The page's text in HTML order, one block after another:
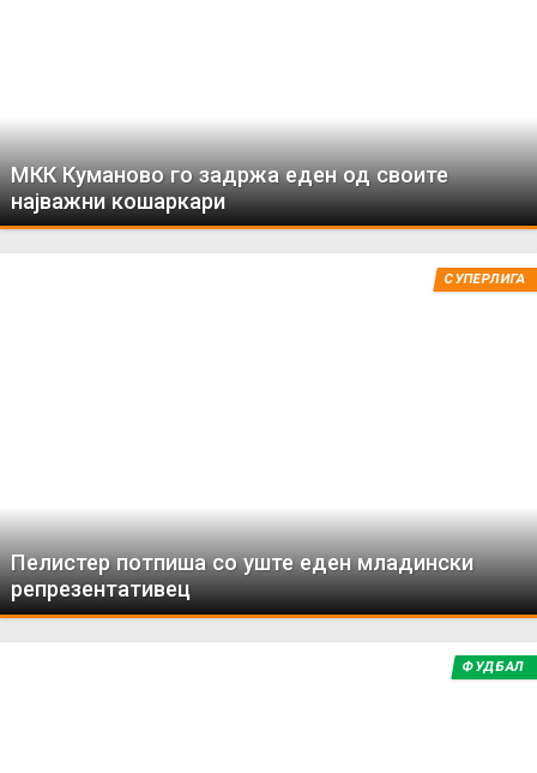
МКК Куманово го задржа еден од своите
најважни кошаркари
Пелистер потпиша со уште еден младински
репрезентативец
СУПЕРЛИГА
ФУДБАЛ